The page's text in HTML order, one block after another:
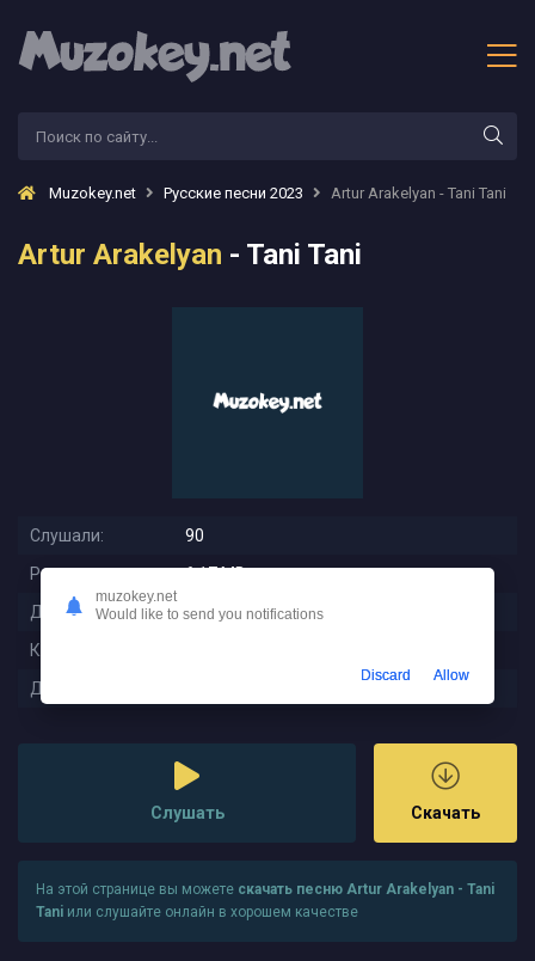
Muzokey.net Русские песни 2023 Artur Arakelyan - Tani Tani
Artur Arakelyan - Tani Tani
Слушали:
90
Размер:
6.17 MB
Длительность:
2:40
Качество:
Дата релиза:
Слушать Скачать
На этой странице вы можете скачать песню Artur Arakelyan - Tani
Tani или слушайте онлайн в хорошем качестве
muzokey.net
Would like to send you notifications
Discard Allow